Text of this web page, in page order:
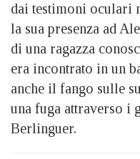
dai testimoni oculari
la sua presenza ad
di una ragazza
era incontrato in un
anche il fango sulle
una fuga attraverso i
Berlinguer.